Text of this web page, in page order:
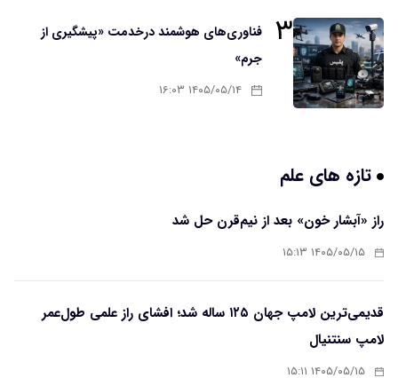
۳
فناوری‌های هوشمند درخدمت «پیشگیری از
جرم»
۱۴۰۵/۰۵/۱۴ ۱۶:۰۳
تازه های علم
راز «آبشار خون» بعد از نیم‌قرن حل شد
۱۴۰۵/۰۵/۱۵ ۱۵:۱۳
قدیمی‌ترین لامپ جهان ۱۲۵ ساله شد؛ افشای راز علمی طول‌عمر
لامپ سنتنیال
۱۴۰۵/۰۵/۱۵ ۱۵:۱۱